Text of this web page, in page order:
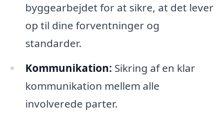
byggearbejdet for at sikre, at det lever
op til dine forventninger og
standarder.
Kommunikation: Sikring af en klar
kommunikation mellem alle
involverede parter.